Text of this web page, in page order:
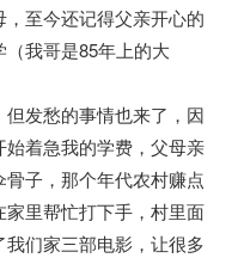
至今还记得父亲开心的
我哥是85年上的大
发愁的事情也来了，因
着急我的学费，父母亲
子，那个年代农村赚点
里帮忙打下手，村里面
们家三部电影，让很多